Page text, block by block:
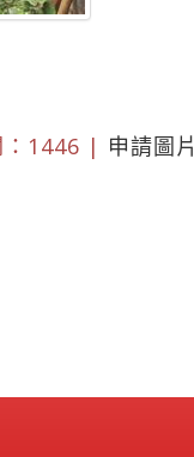
：1446 | 申請圖片